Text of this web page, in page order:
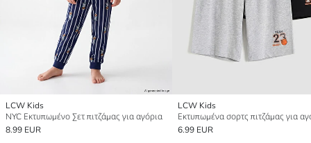
LCW Kids
NYC Εκτυπωμένο Σετ πιτζάμας για αγόρια
8.99 EUR
LCW Kids
6.99 EUR